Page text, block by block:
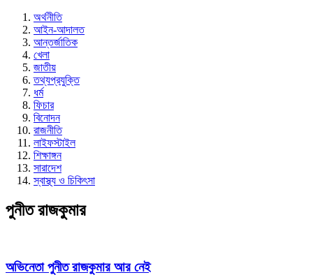
অর্থনীতি
আইন-আদালত
আন্তর্জাতিক
খেলা
জাতীয়
তথ্যপ্রযুক্তি
ধর্ম
ফিচার
বিনোদন
রাজনীতি
লাইফস্টাইল
শিক্ষাঙ্গন
সারাদেশ
স্বাস্থ্য ও চিকিৎসা
পুনীত রাজকুমার
অভিনেতা পুনীত রাজকুমার আর নেই